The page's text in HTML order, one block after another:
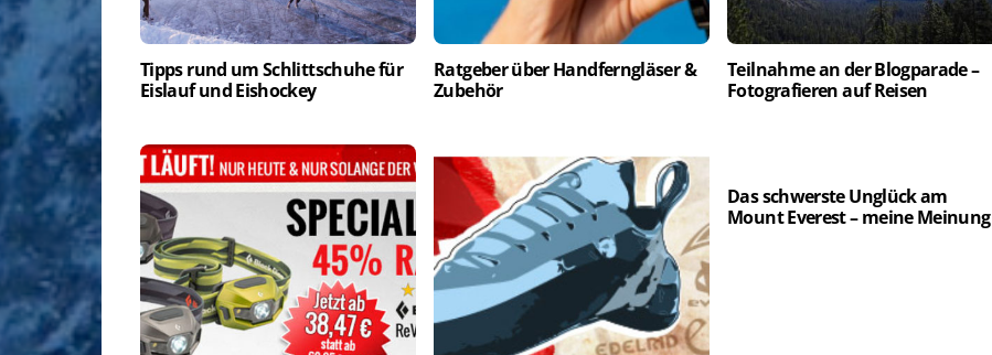
Tipps rund um Schlittschuhe für
Eislauf und Eishockey
Ratgeber über Handferngläser &
Zubehör
Teilnahme an der Blogparade –
Fotografieren auf Reisen
Das schwerste Unglück am
Mount Everest – meine Meinung